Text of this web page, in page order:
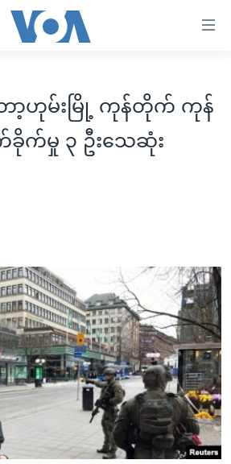
ာ
အလက်များ
ာ့ဟုမ်းမြို့ ကုန်တိုက် ကုန်
က်မှု ၃ ဦးသေဆုံး